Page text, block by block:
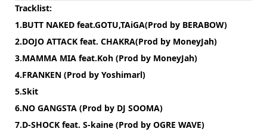
Tracklist:
1.BUTT NAKED feat.GOTU,TAiGA(Prod by BERABOW)
2.DOJO ATTACK feat. CHAKRA(Prod by MoneyJah)
3.MAMMA MIA feat.Koh (Prod by MoneyJah)
4.FRANKEN (Prod by Yoshimarl)
5.Skit
6.NO GANGSTA (Prod by DJ SOOMA)
7.D-SHOCK feat. S-kaine (Prod by OGRE WAVE)